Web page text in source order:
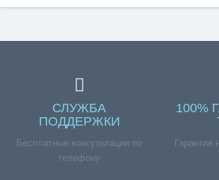
СЛУЖБА
ПОДДЕРЖКИ
Бесплатные консультации по
телефону
100%
Гарантия